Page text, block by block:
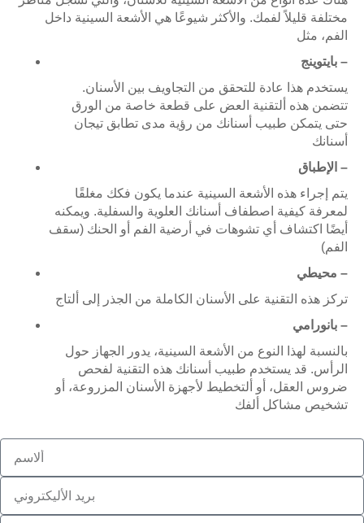
مختلفة قليلاً لفمك. والأكثر شيوعًا هي الأشعة السينية داخل
الفم، مثل
بايتوينج –
يستخدم هذا عادة للتحقق من التجاويف بين الأسنان.
تتضمن هذه ألتقنية العض على قطعة خاصة من الورق
حتى يتمكن طبيب أسنانك من رؤية مدى تطابق تيجان
أسنانك
الإطباق –
يتم إجراء هذه الأشعة السينية عندما يكون فكك مغلقًا
لمعرفة كيفية اصطفاف أسنانك العلوية والسفلية. ويمكنه
أيضًا اكتشاف أي تشوهات في أرضية الفم أو الحنك (سقف
الفم)
محيطي –
تركز هذه التقنية على الأسنان الكاملة من الجذر إلى ألتاج
بانورامي –
بالنسبة لهذا النوع من الأشعة السينية، يدور الجهاز حول
الرأس. قد يستخدم طبيب أسنانك هذه التقنية لفحص
ضروس العقل، أو ألتخطيط لأجهزة الأسنان المزروعة، أو
تشخيص مشاكل ألفك